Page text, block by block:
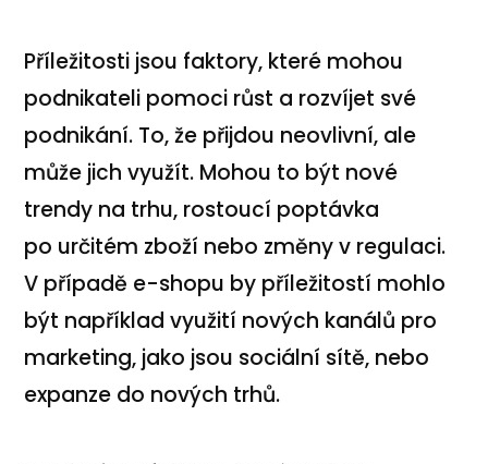
Příležitosti jsou faktory, které mohou
podnikateli pomoci růst a rozvíjet své
podnikání. To, že přijdou neovlivní, ale
může jich využít. Mohou to být nové
trendy na trhu, rostoucí poptávka
po určitém zboží nebo změny v regulaci.
V případě e-shopu by příležitostí mohlo
být například využití nových kanálů pro
marketing, jako jsou sociální sítě, nebo
expanze do nových trhů.